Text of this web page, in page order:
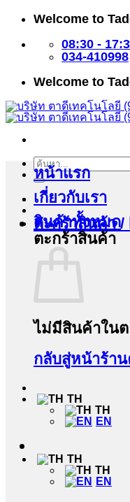
ข้าม
เนื้อหา
Welcome to
08:30 -
034-410998
Welcome to
ค้นหา:
ตะกร้าสินค้า /
ตะกร้าสินค้า
ไม่มีสินค้าในต
กลับสู่หน้าร้า
TH
TH
EN
TH
TH
EN
หน้าแรก
เกี่ยวกับเรา
สินค้าทั้งหมด